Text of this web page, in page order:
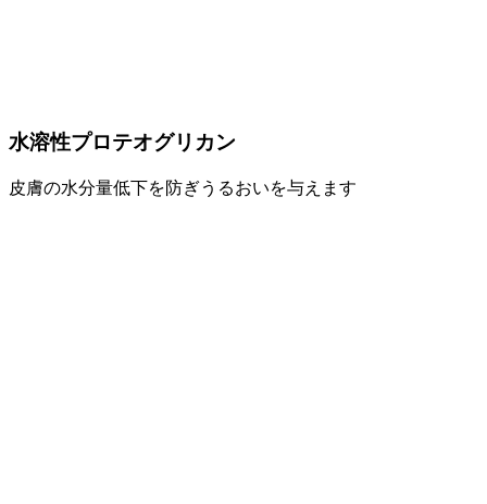
水溶性プロテオグリカン
皮膚の水分量低下を防ぎうるおいを与えます